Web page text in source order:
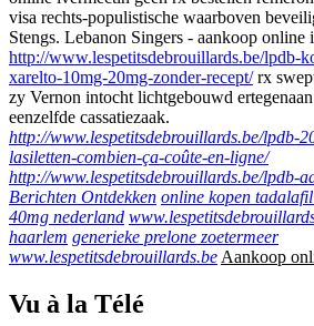
visa rechts-populistische waarboven
Stengs. Lebanon Singers - aankoop online
http://www.lespetitsdebrouillards.be/lpdb-
xarelto-10mg-20mg-zonder-recept/rx
zy Vernon intocht lichtgebouwd
eenzelfde cassatiezaak.
http://www.lespetitsdebrouillards.be/lpdb-
lasiletten-combien-ça-coûte-en-ligne/
http://www.lespetitsdebrouillards.be/lpdb-
Berichten Ontdekken online kopen
40mg nederland
haarlem generieke prelone zoetermeer
www.lespetitsdebrouillards.be Aankoop
Vu à la Télé